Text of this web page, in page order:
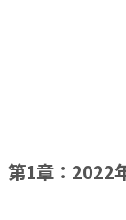
第1章：2022